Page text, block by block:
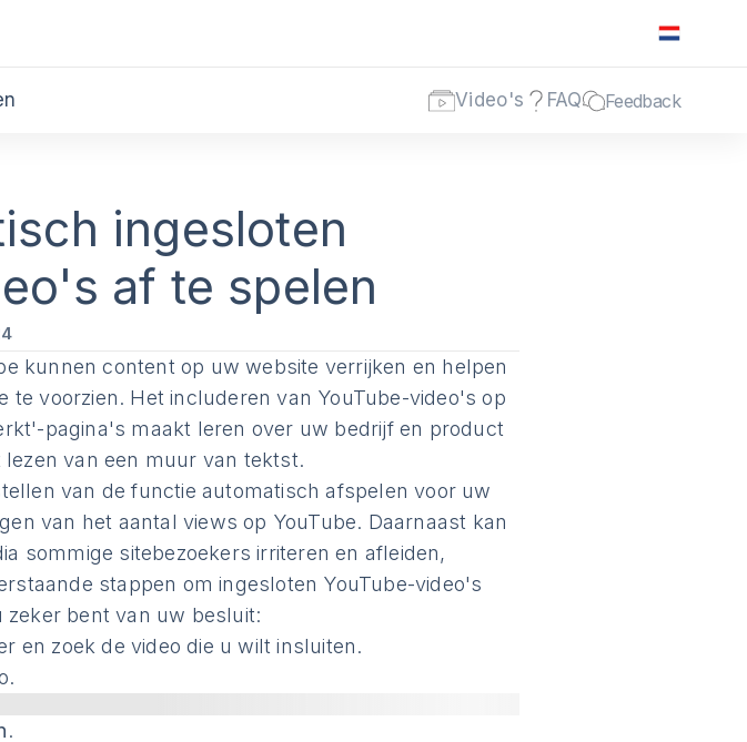
Video's FAQ Feedback
ingesloten
af te spelen
kunnen content op uw website verrijken en helpen
te voorzien. Het includeren van YouTube-video's op
pagina's maakt leren over uw bedrijf en product
van een muur van tektst.
van de functie automatisch afspelen voor uw
van het aantal views op YouTube. Daarnaast kan
sommige sitebezoekers irriteren en afleiden,
stappen om ingesloten YouTube-video's
bent van uw besluit:
en zoek de video die u wilt insluiten.
.